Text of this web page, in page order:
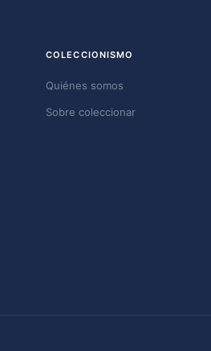
COLECCIONISMO
Quiénes somos
Sobre coleccionar